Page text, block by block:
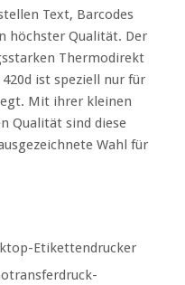
Text, Barcodes
höchster Qualität. Der
Thermodirekt
ist speziell nur für
Mit ihrer kleinen
Qualität sind diese
Wahl für
Etikettendrucker